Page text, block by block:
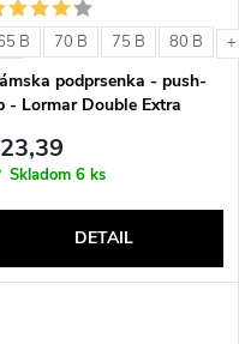
B 70 B 75 B 80 B
podprsenka - push-
- Lormar Double Extra
Skladom 6 ks
DETAIL